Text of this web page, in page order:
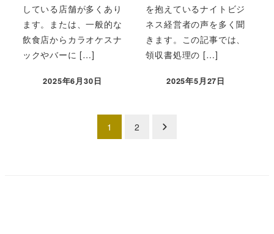
している店舗が多くあり
ます。または、一般的な
飲食店からカラオケスナ
ックやバーに […]
投稿日
2025年6月30日
を抱えているナイトビジ
ネス経営者の声を多く聞
きます。この記事では、
領収書処理の […]
投稿日
2025年5月27日
1 2